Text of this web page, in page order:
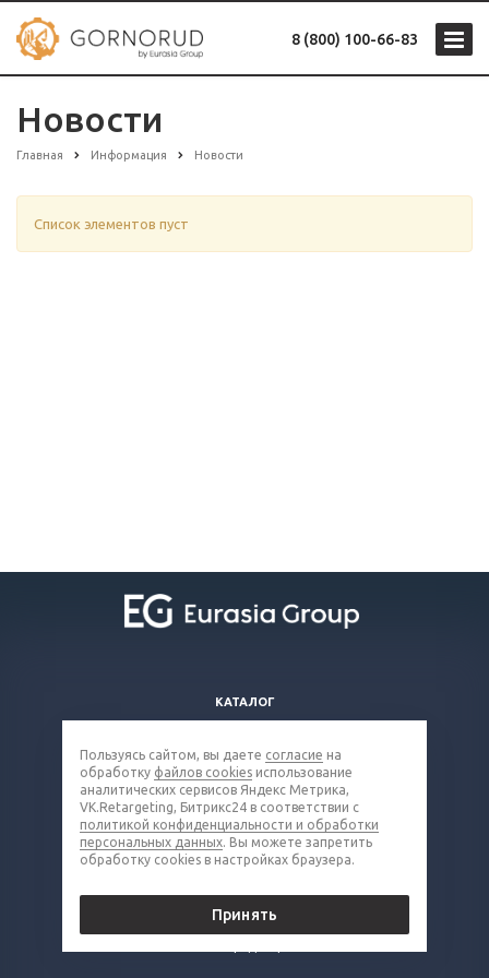
8 (800) 100-66-83
Новости
Главная Информация Новости
Список элементов пуст
© 2026 Все права защищены.
КАТАЛОГ
КОМПАНИЯ
КОНТАКТЫ
8 (800) 100-66-83
grd@eq-mail.ru
Пользуясь сайтом, вы даете согласие на
обработку файлов cookies использование
аналитических сервисов Яндекс Метрика,
VK.Retargeting, Битрикс24 в соответствии с
политикой конфиденциальности и обработки
персональных данных. Вы можете запретить
обработку cookies в настройках браузера.
Принять